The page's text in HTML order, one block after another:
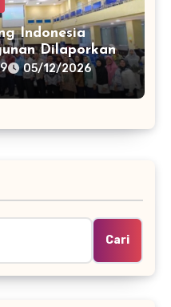
Indonesia
Dilaporkan
05/12/2026
Cari